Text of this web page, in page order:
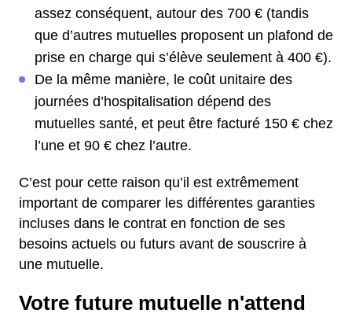
assez conséquent, autour des 700 € (tandis
que d’autres mutuelles proposent un plafond de
prise en charge qui s’élève seulement à 400 €).
De la même manière, le coût unitaire des
journées d’hospitalisation dépend des
mutuelles santé, et peut être facturé 150 € chez
l’une et 90 € chez l’autre.
C’est pour cette raison qu’il est extrêmement
important de comparer les différentes garanties
incluses dans le contrat en fonction de ses
besoins actuels ou futurs avant de souscrire à
une mutuelle.
Votre future mutuelle n'attend